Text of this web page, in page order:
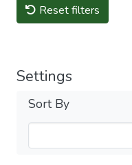
Reset filters
Settings
Sort By